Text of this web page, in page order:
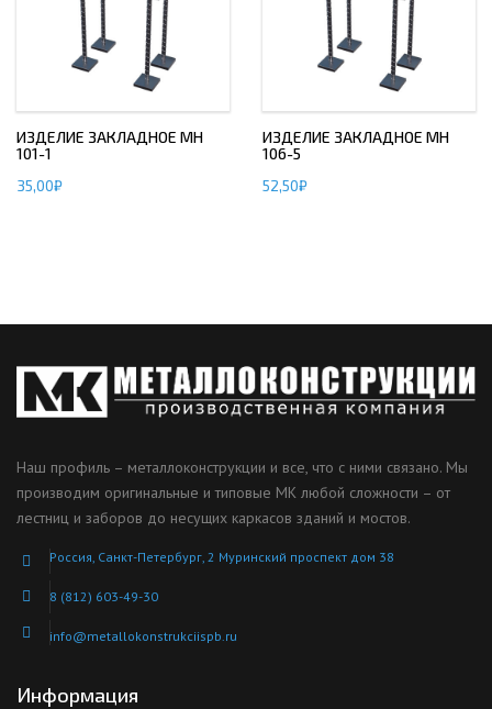
ИЗДЕЛИЕ ЗАКЛАДНОЕ МН
101-1
35,00₽
ИЗДЕЛИЕ ЗАКЛАДНОЕ МН
106-5
52,50₽
Наш профиль – металлоконструкции и все, что с ними связано. Мы
производим оригинальные и типовые МК любой сложности – от
лестниц и заборов до несущих каркасов зданий и мостов.
Россия, Санкт-Петербург, 2 Муринский проспект дом 38
8 (812) 603-49-30
info@metallokonstrukciispb.ru
Информация